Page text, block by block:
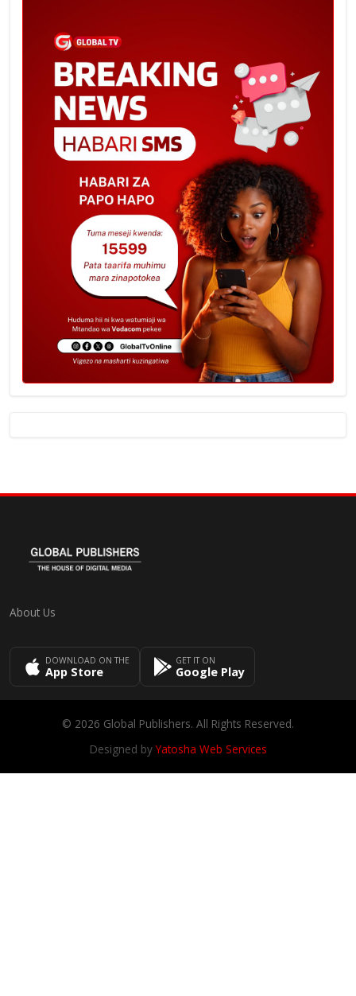
About Us
DOWNLOAD ON THE
App Store
GET IT ON
Google Play
© 2026 Global Publishers. All Rights Reserved.
Designed byYatosha Web Services